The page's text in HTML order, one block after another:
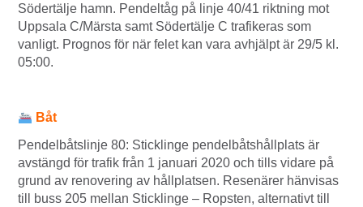
Södertälje hamn. Pendeltåg på linje 40/41 riktning mot
Uppsala C/Märsta samt Södertälje C trafikeras som
vanligt. Prognos för när felet kan vara avhjälpt är 29/5 kl.
05:00.
Båt
Pendelbåtslinje 80: Sticklinge pendelbåtshållplats är
avstängd för trafik från 1 januari 2020 och tills vidare på
grund av renovering av hållplatsen. Resenärer hänvisas
till buss 205 mellan Sticklinge – Ropsten, alternativt till